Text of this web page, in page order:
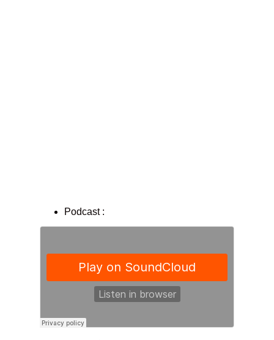
Podcast :